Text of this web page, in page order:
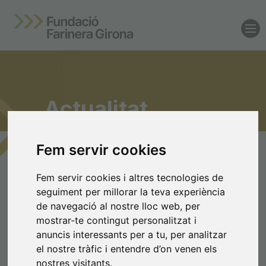
Fem servir cookies
Fem servir cookies i altres tecnologies de
seguiment per millorar la teva experiència
de navegació al nostre lloc web, per
mostrar-te contingut personalitzat i
anuncis interessants per a tu, per analitzar
el nostre tràfic i entendre d’on venen els
nostres visitants.
Actualitat
Lʼactualitat de la
Fundació Farinera
Girona
Acompanyem talent,
transformem territori